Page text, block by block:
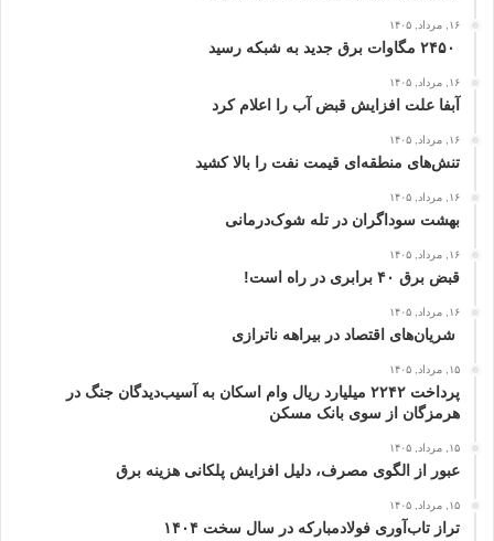
۱۶, مرداد, ۱۴۰۵
۱۶, مرداد, ۱۴۰۵
آبفا علت افزایش قبض آب را اعلام کرد
۱۶, مرداد, ۱۴۰۵
تنش‌های منطقه‌ای قیمت نفت را بالا کشید
۱۶, مرداد, ۱۴۰۵
بهشت سوداگران در تله شوک‌درمانی
۱۶, مرداد, ۱۴۰۵
قبض برق ۴۰ برابری در راه است!
۱۶, مرداد, ۱۴۰۵
شریان‌های اقتصاد در بیراهه ناترازی
۱۵, مرداد, ۱۴۰۵
پرداخت ۲۲۴۲ میلیارد ریال وام اسکان به آسیب‌دیدگان جنگ در
هرمزگان از سوی بانک مسکن
۱۵, مرداد, ۱۴۰۵
عبور از الگوی مصرف، دلیل افزایش پلکانی هزینه برق
۱۵, مرداد, ۱۴۰۵
تراز تاب‌آوری فولادمبارکه در سال سخت ۱۴۰۴